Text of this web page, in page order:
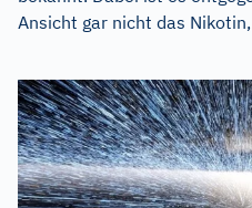
Ansicht gar nicht das